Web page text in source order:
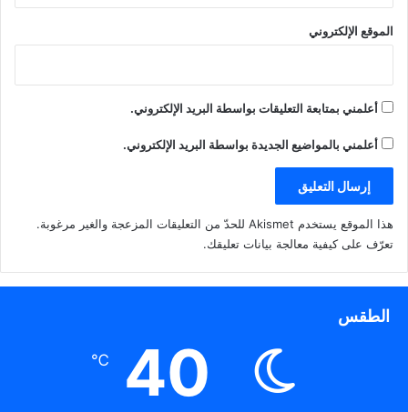
الموقع الإلكتروني
أعلمني بمتابعة التعليقات بواسطة البريد الإلكتروني.
أعلمني بالمواضيع الجديدة بواسطة البريد الإلكتروني.
هذا الموقع يستخدم Akismet للحدّ من التعليقات المزعجة والغير مرغوبة.
تعرّف على كيفية معالجة بيانات تعليقك.
الطقس
40
℃